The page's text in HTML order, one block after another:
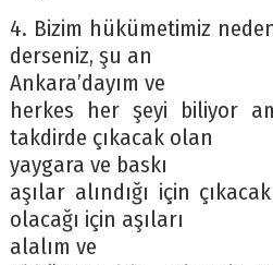
4. Bizim hükümetimiz
derseniz, şu an
Ankara’dayım ve
herkes her şeyi biliyor
takdirde çıkacak olan
yaygara ve baskı
aşılar alındığı için
olacağı için aşıları
alalım ve